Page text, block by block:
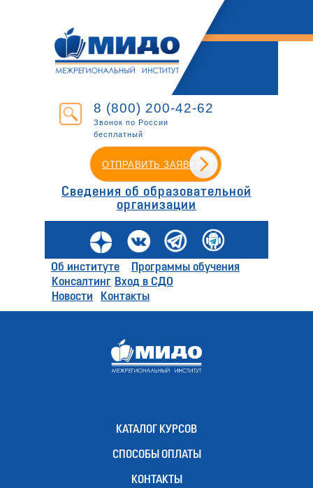
8 (800) 200-42-62
Звонок по России
бесплатный
ОТПРАВИТЬ ЗАЯВКУ
Сведения об образовательной
организации
Об институте
Программы обучения
Консалтинг
Новости
Вход в СДО
Контакты
КАТАЛОГ КУРСОВ
СПОСОБЫ ОПЛАТЫ
КОНТАКТЫ